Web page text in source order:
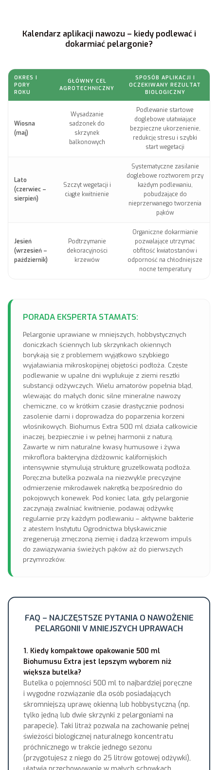
Kalendarz aplikacji nawozu – kiedy podlewać i
dokarmiać pelargonie?
OKRES I
PORY
ROKU
GŁÓWNY CEL
AGROTECHNICZNY
SPOSÓB APLIKACJI I
OCZEKIWANY REZULTAT
BIOLOGICZNY
Wiosna
(maj)
Wysadzanie
sadzonek do
skrzynek
balkonowych
Podlewanie startowe
doglebowe ułatwiające
bezpieczne ukorzenienie,
redukcję stresu i szybki
start wegetacji
Lato
(czerwiec –
sierpień)
Szczyt wegetacji i
ciągłe kwitnienie
Systematyczne zasilanie
doglebowe roztworem przy
każdym podlewaniu,
pobudzające do
nieprzerwanego tworzenia
pąków
Jesień
(wrzesień –
październik)
Podtrzymanie
dekoracyjności
krzewów
Organiczne dokarmianie
pozwalające utrzymać
obfitość kwiatostanów i
odporność na chłodniejsze
nocne temperatury
PORADA EKSPERTA STAMATS:
Pelargonie uprawiane w mniejszych, hobbystycznych
doniczkach ściennych lub skrzynkach okiennych
borykają się z problemem wyjątkowo szybkiego
wyjaławiania mikroskopijnej objętości podłoża. Częste
podlewanie w upalne dni wypłukuje z ziemi resztki
substancji odżywczych. Wielu amatorów popełnia błąd,
wlewając do małych donic silne mineralne nawozy
chemiczne, co w krótkim czasie drastycznie podnosi
zasolenie darni i doprowadza do poparzenia korzeni
włośnikowych. Biohumus Extra 500 ml działa całkowicie
inaczej, bezpiecznie i w pełnej harmonii z naturą.
Zawarte w nim naturalne kwasy humusowe i żywa
mikroflora bakteryjna dżdżownic kalifornijskich
intensywnie stymulują strukturę gruzełkowatą podłoża.
Poręczna butelka pozwala na niezwykle precyzyjne
odmierzenie mikrodawek nakrętką bezpośrednio do
pokojowych konewek. Pod koniec lata, gdy pelargonie
zaczynają zwalniać kwitnienie, podawaj odżywkę
regularnie przy każdym podlewaniu – aktywne bakterie
z atestem Instytutu Ogrodnictwa błyskawicznie
zregenerują zmęczoną ziemię i dadzą krzewom impuls
do zawiązywania świeżych pąków aż do pierwszych
przymrozków.
FAQ – NAJCZĘSTSZE PYTANIA O NAWOŻENIE
PELARGONII V MNIEJSZYCH UPRAWACH
1. Kiedy kompaktowe opakowanie 500 ml
Biohumusu Extra jest lepszym wyborem niż
większa butelka?
Butelka o pojemności 500 ml to najbardziej poręczne
i wygodne rozwiązanie dla osób posiadających
skromniejszą uprawę okienną lub hobbystyczną (np.
tylko jedną lub dwie skrzynki z pelargoniami na
parapecie). Taki litraż pozwala na zachowanie pełnej
świeżości biologicznej naturalnego koncentratu
próchnicznego w trakcie jednego sezonu
(przygotujesz z niego do 25 litrów gotowej odżywki),